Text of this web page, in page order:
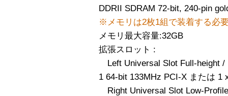
DDRII SDRAM 72-bit, 240-pin
※メモリは2枚1組で装着する必
メモリ最大容量:32GB
拡張スロット :
Left Universal Slot Full-height /
1 64-bit 133MHz PCI-X または 1
Right Universal Slot Low-